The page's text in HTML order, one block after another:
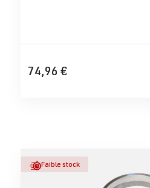
74,96 €
Faible stock